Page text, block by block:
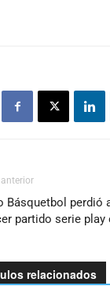
Básquetbol perdió
partido serie play
relacionados